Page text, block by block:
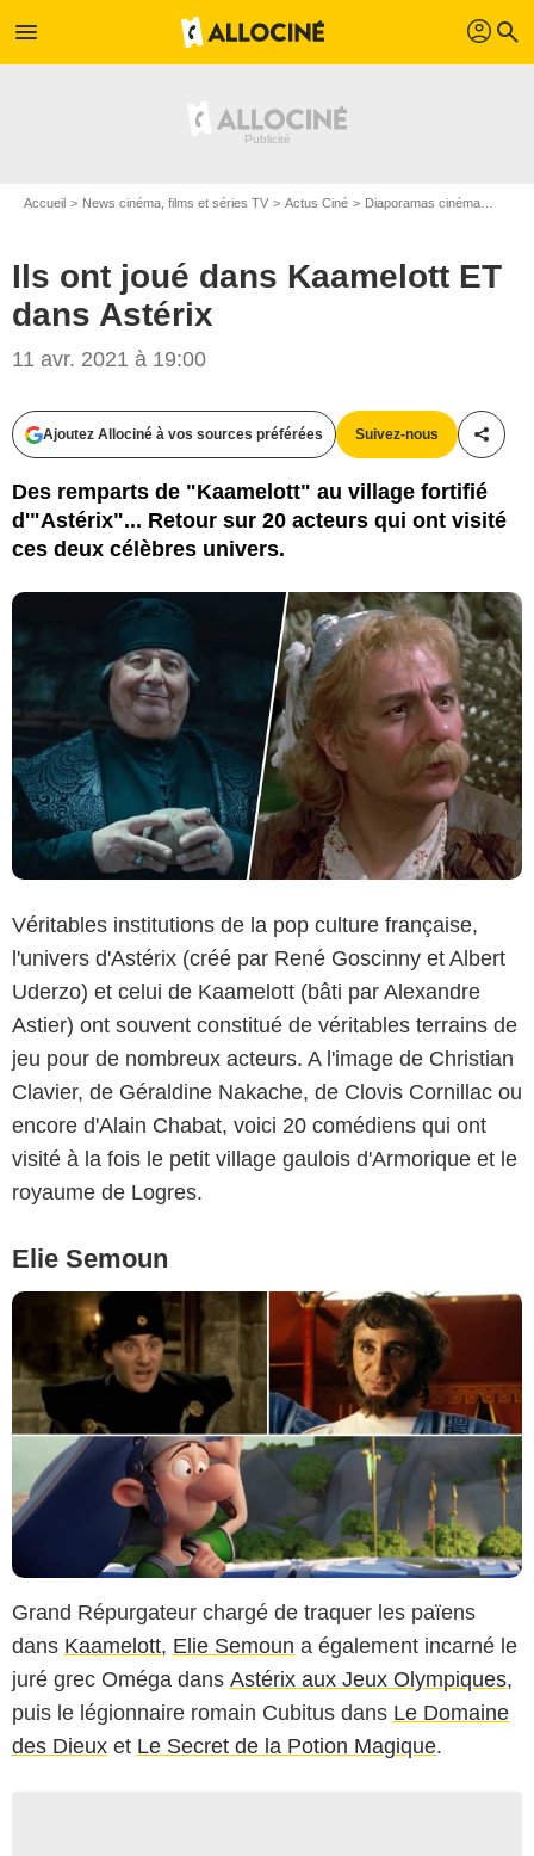
menu profil search
Accueil News cinéma, films et séries TV Actus Ciné Diaporamas cinéma
Ils ont joué dans Kaamelott ET
dans Astérix
11 avr. 2021 à 19:00
Ajoutez Allociné à vos sources préférées Suivez-nous
Des remparts de "Kaamelott" au village fortifié
d'"Astérix"... Retour sur 20 acteurs qui ont visité
ces deux célèbres univers.
Véritables institutions de la pop culture française,
l'univers d'Astérix (créé par René Goscinny et Albert
Uderzo) et celui de Kaamelott (bâti par Alexandre
Astier) ont souvent constitué de véritables terrains de
jeu pour de nombreux acteurs. A l'image de Christian
Clavier, de Géraldine Nakache, de Clovis Cornillac ou
encore d'Alain Chabat, voici 20 comédiens qui ont
visité à la fois le petit village gaulois d'Armorique et le
royaume de Logres.
Elie Semoun
Grand Répurgateur chargé de traquer les païens
dans Kaamelott, Elie Semoun a également incarné le
juré grec Oméga dans Astérix aux Jeux Olympiques,
puis le légionnaire romain Cubitus dans Le Domaine
des Dieux et Le Secret de la Potion Magique.